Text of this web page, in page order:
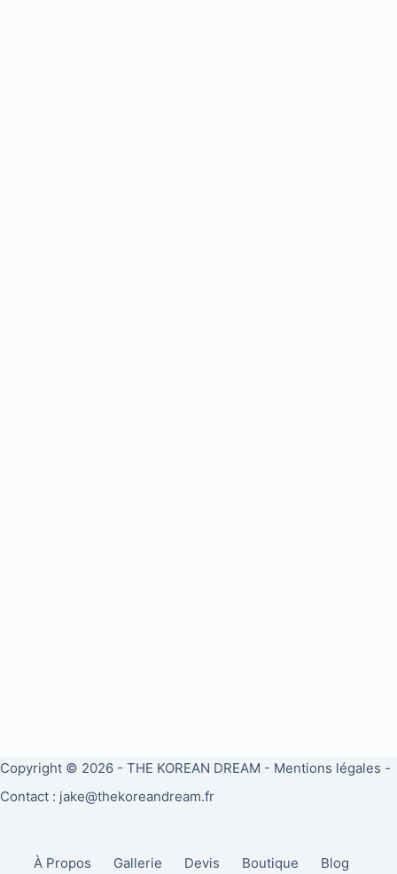
Copyright © 2026 - THE KOREAN DREAM - Mentions légales -
Contact : jake@thekoreandream.fr
À Propos Gallerie Devis Boutique Blog